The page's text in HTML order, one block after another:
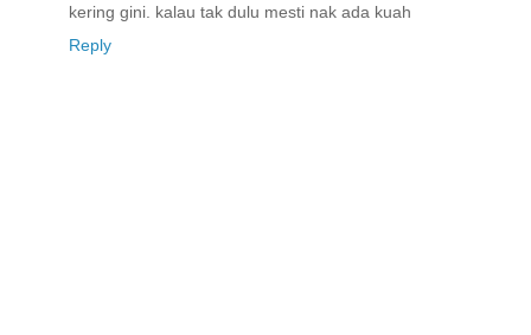
kering gini. kalau tak dulu mesti nak ada kuah
Reply